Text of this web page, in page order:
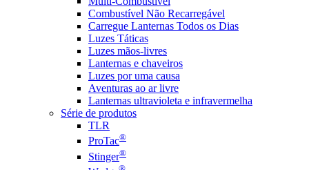
Combustível Não Recarregável
Carregue Lanternas Todos os Dias
Luzes Táticas
Luzes mãos-livres
Lanternas e chaveiros
Luzes por uma causa
Aventuras ao ar livre
Lanternas ultravioleta e infravermelha
Série de produtos
TLR
ProTac®
Stinger®